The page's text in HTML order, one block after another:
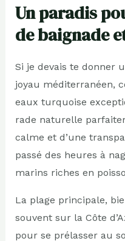
Un paradis
de baignade
Si je devais te donner
joyau méditerranéen,
eaux turquoise
rade naturelle
calme et d’une
passé des heures à
marins riches en
La plage principale,
souvent sur la Côte
pour se prélasser au